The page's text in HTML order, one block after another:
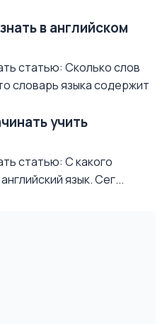
в английском
статью: Сколько слов
словарь языка содержит
учить
статью: С какого
язык. Сег...